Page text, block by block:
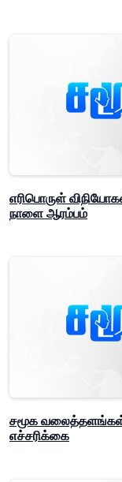
எரிபொருள்
நாளை ஆரம்பம்
சமூக வலைத்தளங்கள்
எச்சரிக்கை